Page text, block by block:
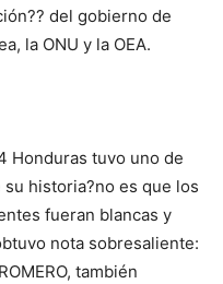
del gobierno de
la ONU y la OEA.
Honduras tuvo uno de
historia?no es que los
fueran blancas y
nota sobresaliente:
también